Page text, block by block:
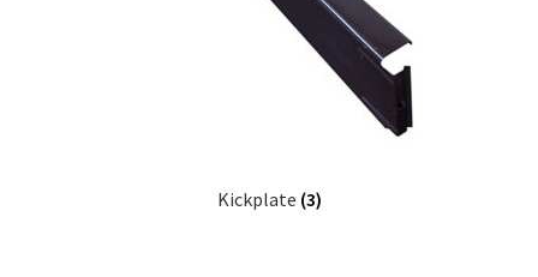
Kickplate (3)